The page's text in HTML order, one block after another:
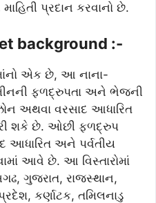
પ્રદાન કરવાનો છે.
background :-
એક છે, આ નાના-
ફળદ્રુપતા અને ભેજની
અથવા વરસાદ આધારિત
કરી શકે છે. ઓછી ફળદ્રુપ
આધારિત અને પર્વતીય
આવે છે. આ વિસ્તારોમાં
ગુજરાત, રાજસ્થાન,
કર્ણાટક, તમિલનાડુ